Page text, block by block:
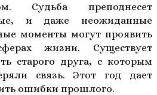
Судьба преподнесет
и даже неожиданные
моменты могут проявить
жизни. Существует
старого друга, с которым
связь. Этот год дает
ошибки прошлого.